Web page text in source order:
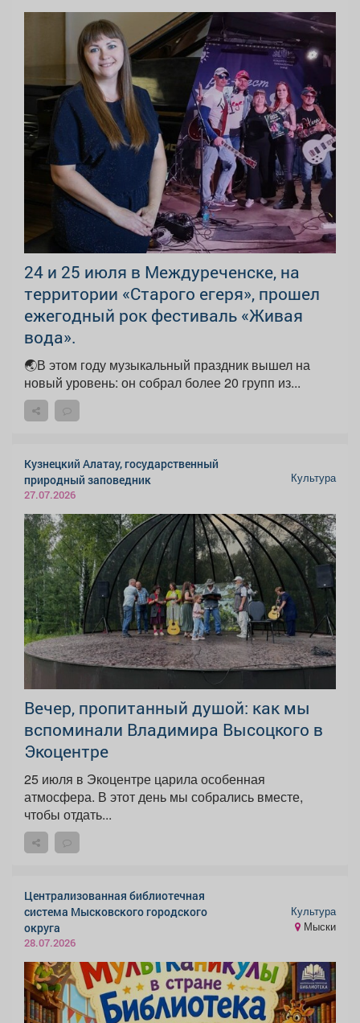
24 и 25 июля в Междуреченске, на
территории «Старого егеря», прошел
ежегодный рок фестиваль «Живая
вода».
🌏В этом году музыкальный праздник вышел на
новый уровень: он собрал более 20 групп из...
Кузнецкий Алатау, государственный
природный заповедник
27.07.2026
Культура
Вечер, пропитанный душой: как мы
вспоминали Владимира Высоцкого в
Экоцентре
25 июля в Экоцентре царила особенная
атмосфера. В этот день мы собрались вместе,
чтобы отдать...
Централизованная библиотечная
система Мысковского городского
округа
28.07.2026
Культура
Мыски